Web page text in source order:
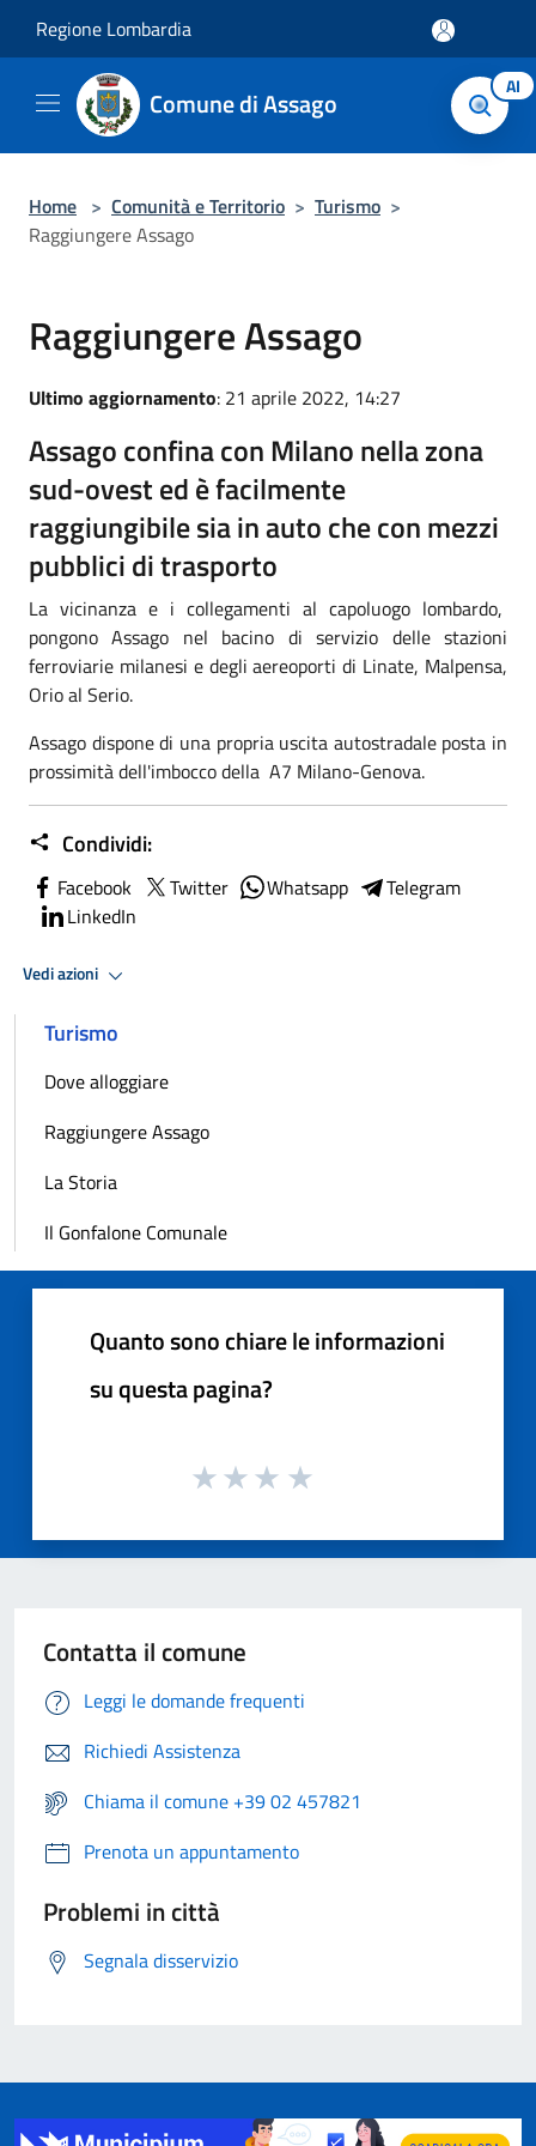
Regione Lombardia
Comune di Assago AI
Home > Comunità e Territorio > Turismo >
Raggiungere Assago
Raggiungere Assago
Ultimo aggiornamento: 21 aprile 2022, 14:27
Assago confina con Milano nella zona
sud-ovest ed è facilmente
raggiungibile sia in auto che con mezzi
pubblici di trasporto
La vicinanza e i collegamenti al capoluogo lombardo,
pongono Assago nel bacino di servizio delle stazioni
ferroviarie milanesi e degli aereoporti di Linate, Malpensa,
Orio al Serio.
Assago dispone di una propria uscita autostradale posta in
prossimità dell'imbocco della A7 Milano-Genova.
Condividi:
Facebook Twitter Whatsapp
Telegram
LinkedIn
Vedi azioni
Turismo
Dove alloggiare
Raggiungere Assago
La Storia
Il Gonfalone Comunale
Quanto sono chiare le informazioni
su questa pagina?
Contatta il comune
Leggi le domande frequenti
Richiedi Assistenza
Chiama il comune +39 02 457821
Prenota un appuntamento
Problemi in città
Segnala disservizio